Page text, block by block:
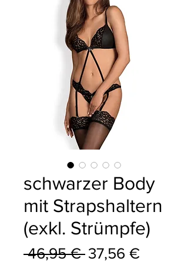
schwarzer Body
mit Strapshaltern
(exkl. Strümpfe)
46,95 € Standardpreis
37,56 €Sale-